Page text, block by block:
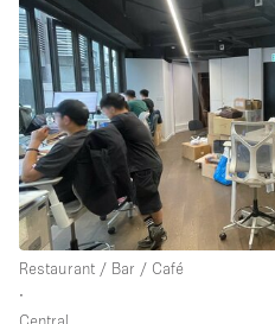
Restaurant / Bar / Café
∙